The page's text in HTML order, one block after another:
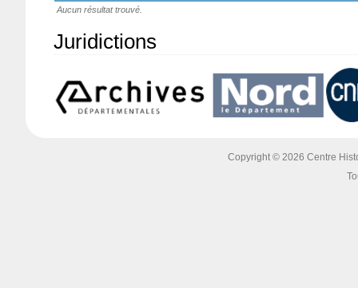
Aucun résultat trouvé.
Juridictions
Copyright © 2026 Centre